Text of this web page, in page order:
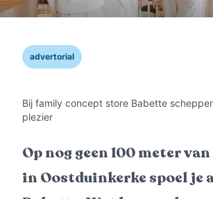
advertorial
Bij family concept store Babette
plezier
Op nog geen 100 meter
in Oostduinkerke spoel je